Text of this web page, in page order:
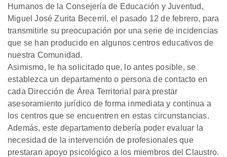
Humanos de la Consejería de Educación y Juventud,
Miguel José Zurita Becerril, el pasado 12 de febrero, para
transmitirle su preocupación por una serie de incidencias
que se han producido en algunos centros educativos de
nuestra Comunidad.
Asimismo, le ha solicitado que, lo antes posible, se
establezca un departamento o persona de contacto en
cada Dirección de Área Territorial para prestar
asesoramiento jurídico de forma inmediata y continua a
los centros que se encuentren en estas circunstancias.
Además, este departamento debería poder evaluar la
necesidad de la intervención de profesionales que
prestaran apoyo psicológico a los miembros del Claustro.